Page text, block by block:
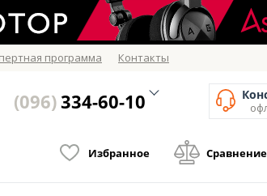
программа Контакты
(096)334-60-10
Избранное Сравнение